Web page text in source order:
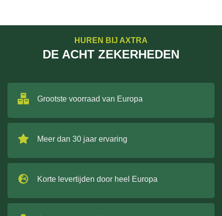
HUREN BIJ AXTRA
DE ACHT ZEKERHEDEN
Grootste voorraad van Europa
Meer dan 30 jaar ervaring
Korte levertijden door heel Europa